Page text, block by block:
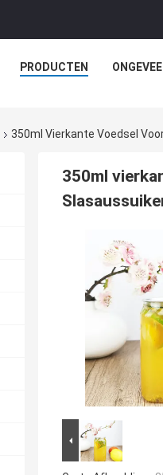
PRODUCTEN
350ml Vierkante Voedsel
350ml